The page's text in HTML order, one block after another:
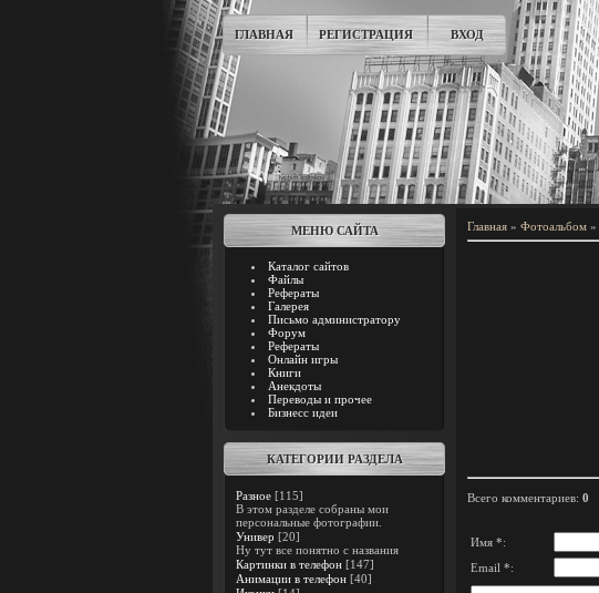
ГЛАВНАЯ РЕГИСТРАЦИЯ ВХОД
МЕНЮ САЙТА
Каталог сайтов
Файлы
Рефераты
Галерея
Письмо администратору
Форум
Рефераты
Онлайн игры
Книги
Анекдоты
Переводы и прочее
Бизнесс идеи
КАТЕГОРИИ РАЗДЕЛА
Разное [115]
В этом разделе собраны мои
персональные фотографии.
Универ [20]
Ну тут все понятно с названия
Картинки в телефон [147]
Анимации в телефон [40]
Главная » Фотоальбом »
Всего комментариев: 0
Имя *:
Email *: